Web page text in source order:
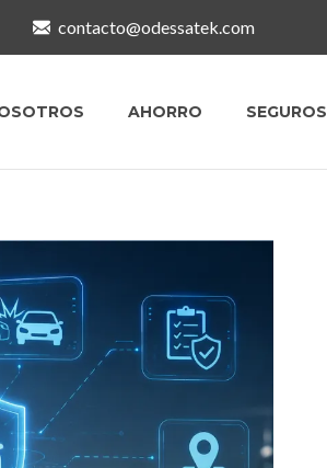
contacto@odessatek.com
AHORRO SEGUROS